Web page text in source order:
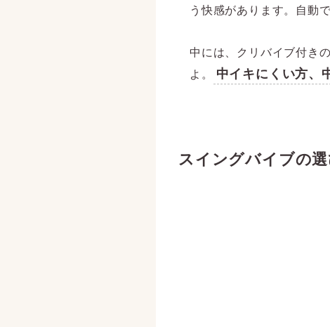
う快感があります。自動
中には、クリバイブ付き
よ。
中イキにくい方、
スイングバイブの